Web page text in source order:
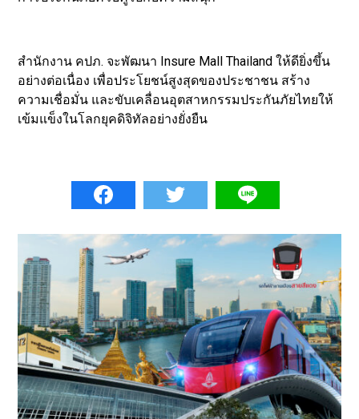
สำนักงาน คปภ. จะพัฒนา Insure Mall Thailand ให้ดียิ่งขึ้น
อย่างต่อเนื่อง เพื่อประโยชน์สูงสุดของประชาชน สร้าง
ความเชื่อมั่น และขับเคลื่อนอุตสาหกรรมประกันภัยไทยให้
เข้มแข็งในโลกยุคดิจิทัลอย่างยั่งยืน